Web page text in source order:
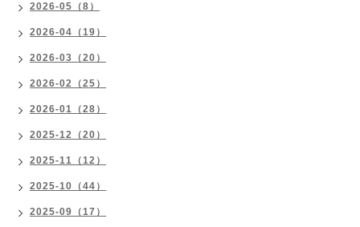
2026-05（8）
2026-04（19）
2026-03（20）
2026-02（25）
2026-01（28）
2025-12（20）
2025-11（12）
2025-10（44）
2025-09（17）